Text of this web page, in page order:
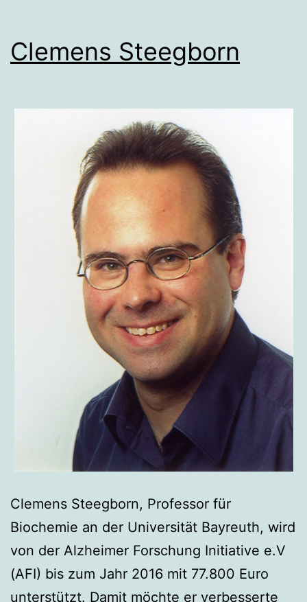
Clemens Steegborn
Clemens Steegborn, Professor für
Biochemie an der Universität Bayreuth, wird
von der Alzheimer Forschung Initiative e.V
(AFI) bis zum Jahr 2016 mit 77.800 Euro
unterstützt. Damit möchte er verbesserte